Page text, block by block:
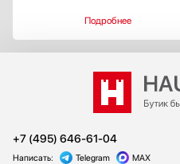
Подробнее
+7 (495) 646-61-04
Написать: Telegram MAX